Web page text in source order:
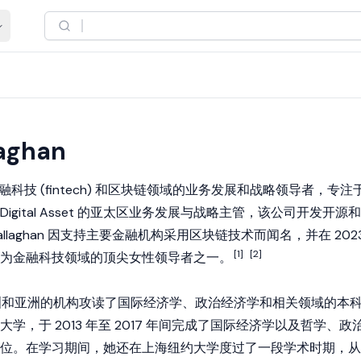
科技 (fintech) 和区块链领域的业务发展和战略领导者，专注
Asset 的亚太区业务发展与战略主管，该公司开发开源和
因支持主要金融机构采用区块链技术而闻名，并在
金融科技领域的顶尖女性领导者之一。
[1] [2]
亚洲的机构攻读了国际经济学、政治经济学和相关领域的本
学，于 2013 年至 2017 年间完成了国际经济学以及哲学、政
。在学习期间，她还在上海纽约大学度过了一段学术时期，从